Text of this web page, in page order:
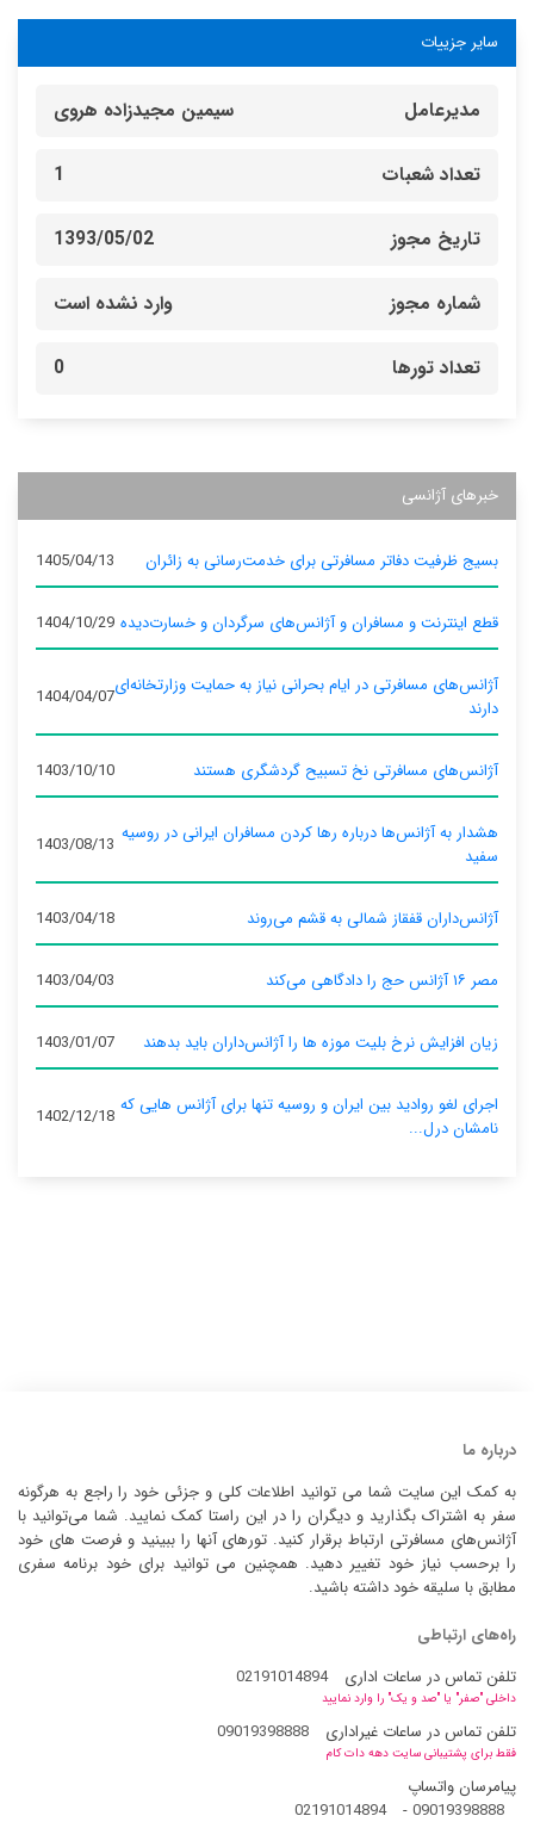
سایر جزییات
مدیرعامل سیمین مجیدزاده هروی
تعداد شعبات 1
تاریخ مجوز 1393/05/02
شماره مجوز وارد نشده است
تعداد تورها 0
خبرهای آژانسی
بسیج ظرفیت دفاتر مسافرتی برای خدمت‌رسانی به زائران 1405/04/13
قطع اینترنت و مسافران و آژانس‌های سرگردان و خسارت‌دیده 1404/10/29
آژانس‌های مسافرتی در ایام بحرانی نیاز به حمایت وزارتخانه‌ای
دارند
1404/04/07
آژانس‌های مسافرتی نخ تسبیح گردشگری هستند 1403/10/10
هشدار به آژانس‌ها درباره رها کردن مسافران ایرانی در روسیه
سفید
1403/08/13
آژانس‌داران قفقاز شمالی به قشم می‌روند 1403/04/18
مصر ۱۶ آژانس حج را دادگاهی می‌کند 1403/04/03
زیان افزایش نرخ بلیت موزه ها را آژانس‌داران باید بدهند 1403/01/07
اجرای لغو روادید بین ایران و روسیه تنها برای آژانس‌ هایی که
نامشان درل...
1402/12/18
درباره ما
به کمک این سایت شما می توانید اطلاعات کلی و جزئی خود را راجع به هرگونه
سفر به اشتراک بگذارید و دیگران را در این راستا کمک نمایید. شما می‌توانید با
آژانس‌های مسافرتی ارتباط برقرار کنید. تورهای آنها را ببینید و فرصت های خود
را برحسب نیاز خود تغییر دهید. همچنین می توانید برای خود برنامه سفری
مطابق با سلیقه خود داشته باشید.
راه‌های ارتباطی
تلفن تماس در ساعات اداری
02191014894
داخلی "صفر" یا "صد و یک" را وارد نمایید
تلفن تماس در ساعات غیراداری 09019398888
فقط برای پشتیبانی سایت دهه دات کام
پیامرسان واتساپ
09019398888
-
02191014894